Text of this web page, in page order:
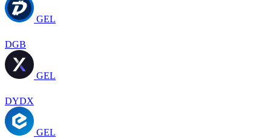
GEL
DGB
GEL
DYDX
GEL